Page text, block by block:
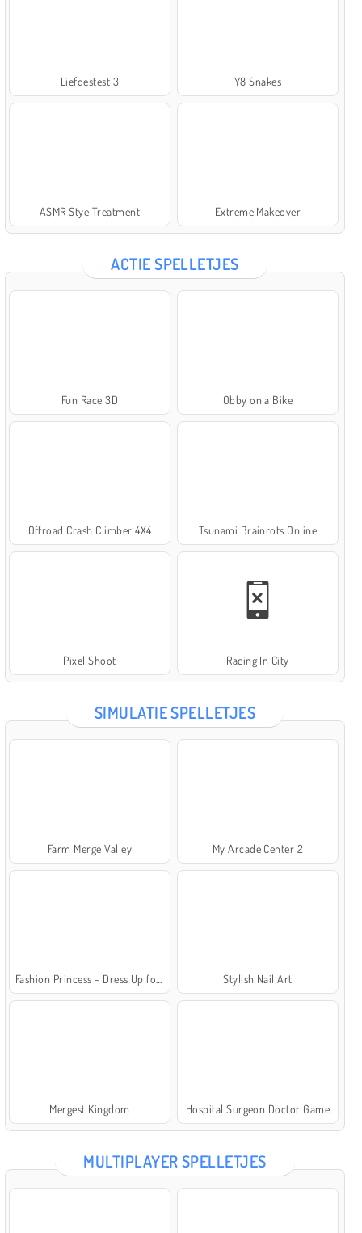
Liefdestest 3 Y8 Snakes
ASMR Stye Treatment Extreme Makeover
ACTIE SPELLETJES
Fun Race 3D Obby on a Bike
Offroad Crash Climber 4X4 Tsunami Brainrots Online
Pixel Shoot Racing In City
SIMULATIE SPELLETJES
Farm Merge Valley My Arcade Center 2
Stylish Nail Art
Mergest Kingdom Hospital Surgeon Doctor Game
MULTIPLAYER SPELLETJES